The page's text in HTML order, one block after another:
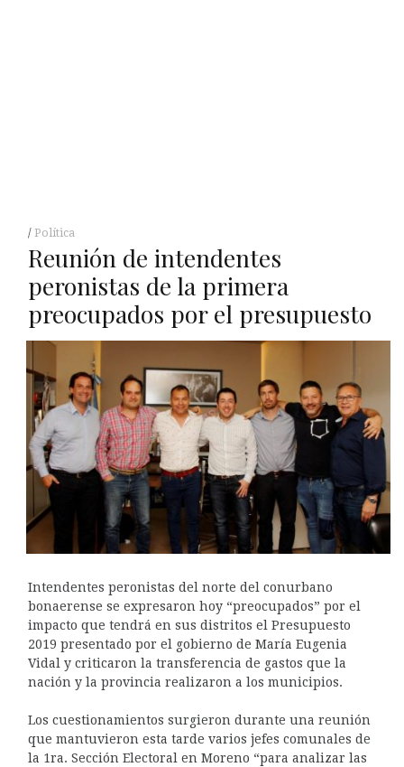
Política
Reunión de intendentes
peronistas de la primera
preocupados por el presupuesto
Intendentes peronistas del norte del conurbano
bonaerense se expresaron hoy “preocupados” por el
impacto que tendrá en sus distritos el Presupuesto
2019 presentado por el gobierno de María Eugenia
Vidal y criticaron la transferencia de gastos que la
nación y la provincia realizaron a los municipios.
Los cuestionamientos surgieron durante una reunión
que mantuvieron esta tarde varios jefes comunales de
la 1ra. Sección Electoral en Moreno “para analizar las